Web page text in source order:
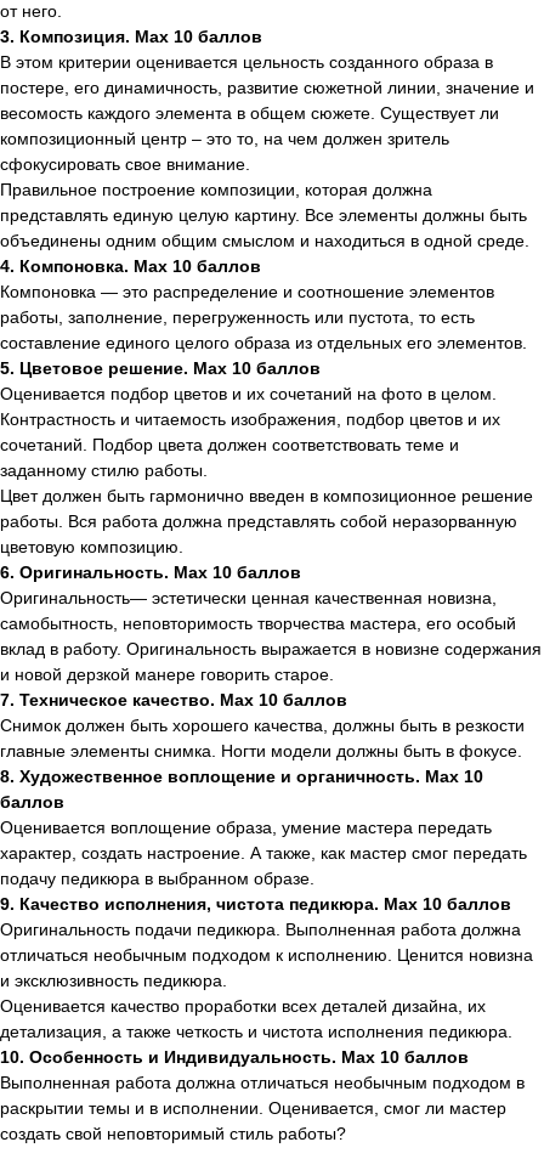
от него.
3. Композиция. Max 10 баллов
В этом критерии оценивается цельность созданного образа в
постере, его динамичность, развитие сюжетной линии, значение и
весомость каждого элемента в общем сюжете. Существует ли
композиционный центр – это то, на чем должен зритель
сфокусировать свое внимание.
Правильное построение композиции, которая должна
представлять единую целую картину. Все элементы должны быть
объединены одним общим смыслом и находиться в одной среде.
4. Компоновка. Max 10 баллов
Компоновка — это распределение и соотношение элементов
работы, заполнение, перегруженность или пустота, то есть
составление единого целого образа из отдельных его элементов.
5. Цветовое решение. Max 10 баллов
Оценивается подбор цветов и их сочетаний на фото в целом.
Контрастность и читаемость изображения, подбор цветов и их
сочетаний. Подбор цвета должен соответствовать теме и
заданному стилю работы.
Цвет должен быть гармонично введен в композиционное решение
работы. Вся работа должна представлять собой неразорванную
цветовую композицию.
6. Оригинальность. Max 10 баллов
Оригинальность— эстетически ценная качественная новизна,
самобытность, неповторимость творчества мастера, его особый
вклад в работу. Оригинальность выражается в новизне содержания
и новой дерзкой манере говорить старое.
7. Техническое качество. Max 10 баллов
Снимок должен быть хорошего качества, должны быть в резкости
главные элементы снимка. Ногти модели должны быть в фокусе.
8. Художественное воплощение и органичность. Max 10
баллов
Оценивается воплощение образа, умение мастера передать
характер, создать настроение. А также, как мастер смог передать
подачу педикюра в выбранном образе.
9. Качество исполнения, чистота педикюра. Max 10 баллов
Оригинальность подачи педикюра. Выполненная работа должна
отличаться необычным подходом к исполнению. Ценится новизна
и эксклюзивность педикюра.
Оценивается качество проработки всех деталей дизайна, их
детализация, а также четкость и чистота исполнения педикюра.
10. Особенность и Индивидуальность. Max 10 баллов
Выполненная работа должна отличаться необычным подходом в
раскрытии темы и в исполнении. Оценивается, смог ли мастер
создать свой неповторимый стиль работы?